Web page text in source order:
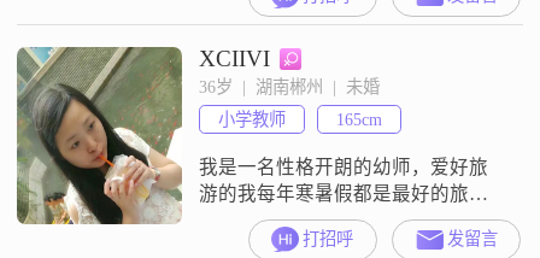
XCIIVI
36岁  |  湖南郴州  |  未婚
小学教师
165cm
我是一名性格开朗的幼师，爱好旅
游的我每年寒暑假都是最好的旅
行，未来的他应该富有责任心，有
担当、顾家。打招呼 发留言